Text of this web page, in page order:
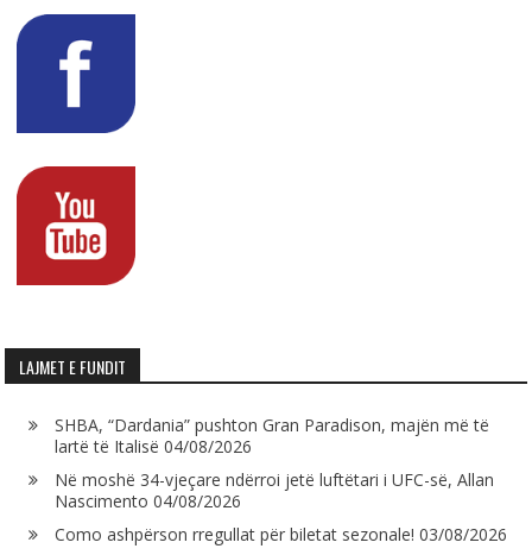
LAJMET E FUNDIT
SHBA, “Dardania” pushton Gran Paradison, majën më të
lartë të Italisë 04/08/2026
Në moshë 34-vjeçare ndërroi jetë luftëtari i UFC-së, Allan
Nascimento 04/08/2026
Como ashpërson rregullat për biletat sezonale! 03/08/2026